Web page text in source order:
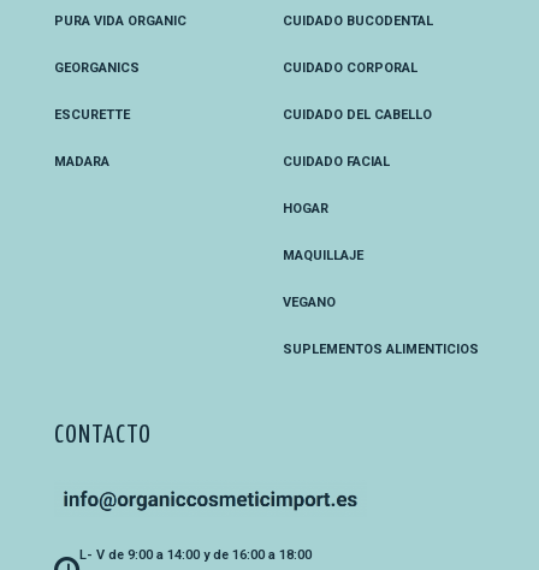
PURA VIDA ORGANIC
GEORGANICS
ESCURETTE
MADARA
CUIDADO BUCODENTAL
CUIDADO CORPORAL
CUIDADO DEL CABELLO
CUIDADO FACIAL
HOGAR
MAQUILLAJE
VEGANO
SUPLEMENTOS ALIMENTICIOS
CONTACTO
L- V de 9:00 a 14:00 y de 16:00 a 18:00